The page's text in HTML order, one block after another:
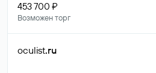
453 700 ₽
Возможен торг
oculist.ru